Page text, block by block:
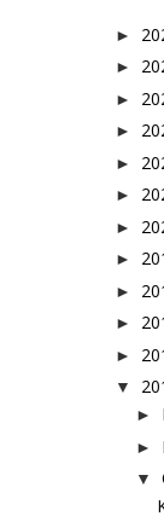
►
►
►
►
►
►
►
►
►
►
►
▼
►
►
▼